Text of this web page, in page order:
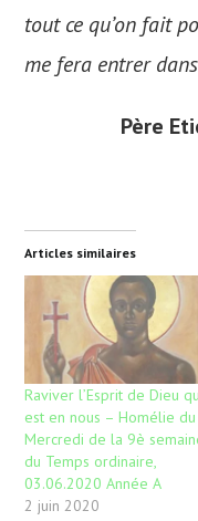
tout ce qu’on fait
me fera entrer
Père
Articles similaires
Raviver l’Esprit de Dieu
est en nous – Homélie du
Mercredi de la 9è
du Temps ordinaire,
03.06.2020 Année A
2 juin 2020